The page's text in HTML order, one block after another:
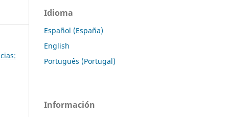
Idioma
Español (España)
English
Português (Portugal)
Información